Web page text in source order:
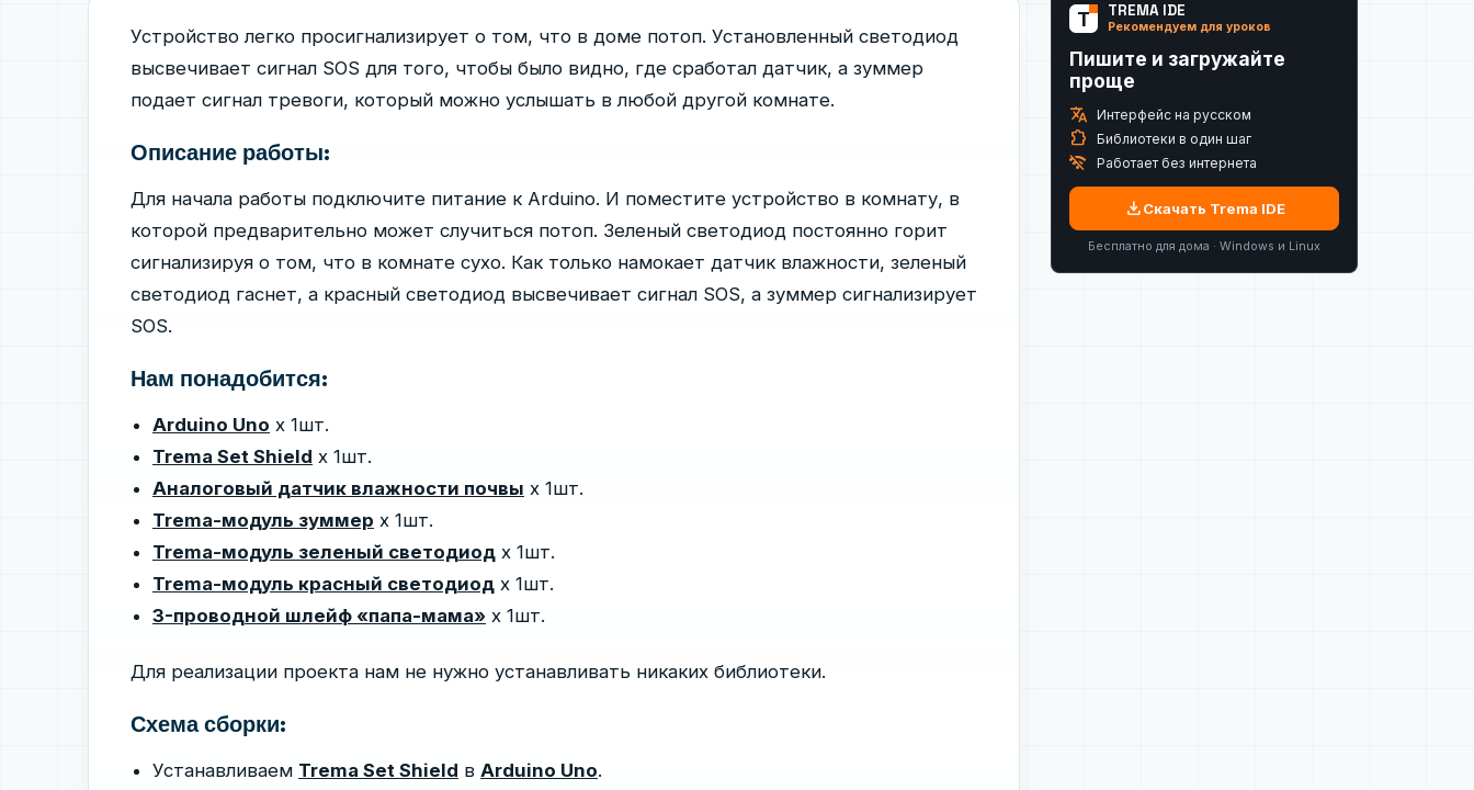
T TREMA IDE
Рекомендуем для уроков
Пишите и загружайте
проще
translate Интерфейс на русском
extension Библиотеки в один шаг
wifi_off Работает без интернета
downloadСкачать Trema IDE
Бесплатно для дома · Windows и Linux
Устройство легко просигнализирует о том, что в доме потоп. Установленный светодиод
высвечивает сигнал SOS для того, чтобы было видно, где сработал датчик, а зуммер
подает сигнал тревоги, который можно услышать в любой другой комнате.
Описание работы:
Для начала работы подключите питание к Arduino. И поместите устройство в комнату, в
которой предварительно может случиться потоп. Зеленый светодиод постоянно горит
сигнализируя о том, что в комнате сухо. Как только намокает датчик влажности, зеленый
светодиод гаснет, а красный светодиод высвечивает сигнал SOS, а зуммер сигнализирует
SOS.
Нам понадобится:
Arduino Uno х 1шт.
Trema Set Shield х 1шт.
Аналоговый датчик влажности почвы х 1шт.
Trema-модуль зуммер х 1шт.
Trema-модуль зеленый светодиод х 1шт.
Trema-модуль красный светодиод х 1шт.
3-проводной шлейф «папа-мама» х 1шт.
Для реализации проекта нам не нужно устанавливать никаких библиотеки.
Схема сборки:
Устанавливаем Trema Set Shield в Arduino Uno.